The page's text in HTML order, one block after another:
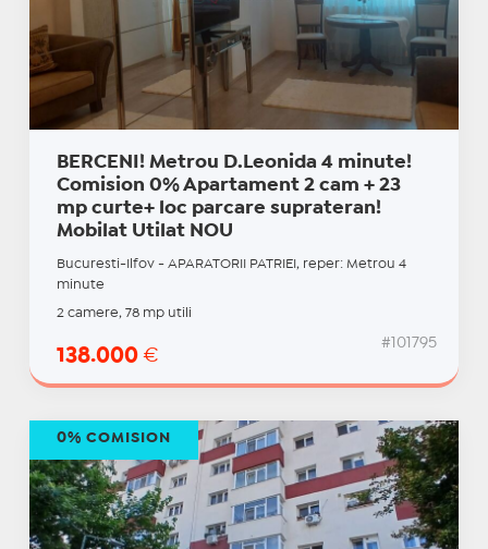
BERCENI! Metrou D.Leonida 4 minute!
Comision 0% Apartament 2 cam + 23
mp curte+ loc parcare suprateran!
Mobilat Utilat NOU
Bucuresti-Ilfov - APARATORII PATRIEI, reper: Metrou 4
minute
2 camere, 78 mp utili
138.000 €
#101795
0% COMISION